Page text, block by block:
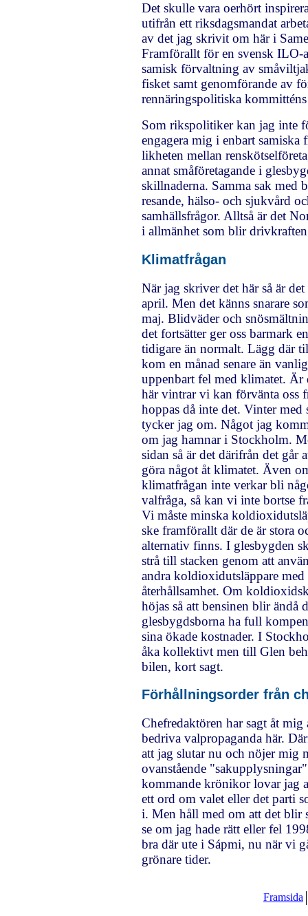
Det skulle vara oerhört
utifrån ett riksdagsmandat
av det jag skrivit om här i
Framförallt för en svensk ILO-
samisk förvaltning av
fisket samt genomförande av
rennäringspolitiska
Som rikspolitiker kan jag inte
engagera mig i enbart samiska
likheten mellan
annat småföretagande i
skillnaderna. Samma sak med
resande, hälso- och sjukvård
samhällsfrågor. Alltså är det
i allmänhet som blir
Klimatfrågan
När jag skriver det här så är
april. Men det känns snarare
maj. Blidväder och
det fortsätter ger oss barmark
tidigare än normalt. Lägg där
kom en månad senare än
uppenbart fel med klimatet. Är
här vintrar vi kan förvänta oss
hoppas då inte det. Vinter med
tycker jag om. Något jag
om jag hamnar i Stockholm.
sidan så är det därifrån det går
göra något åt klimatet. Även
klimatfrågan inte verkar bli
valfråga, så kan vi inte bortse
Vi måste minska
ske framförallt där de är stora
alternativ finns. I glesbygden
strå till stacken genom att
andra koldioxidutsläppare
återhållsamhet. Om
höjas så att bensinen blir ändå
glesbygdsborna ha full
sina ökade kostnader. I
åka kollektivt men till Glen
bilen, kort sagt.
Förhållningsorder från
Chefredaktören har sagt åt mig
bedriva valpropaganda här.
att jag slutar nu och nöjer mig
ovanstående
kommande krönikor lovar jag
ett ord om valet eller det parti
i. Men håll med om att det blir
se om jag hade rätt eller fel
bra där ute i Sápmi, nu när vi
grönare tider.
Framsida